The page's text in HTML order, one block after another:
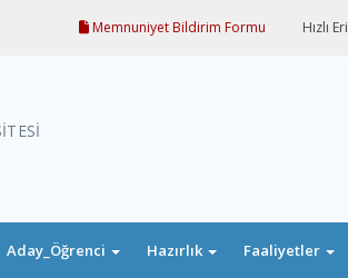
Memnuniyet Bildirim Formu Hızlı
Aday_Öğrenci Hazırlık Faaliyetler